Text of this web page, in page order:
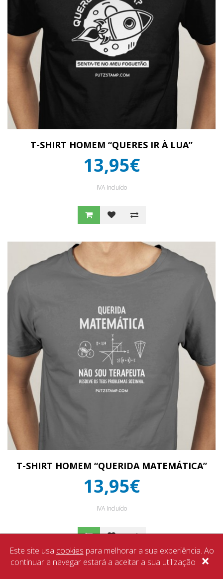
T-SHIRT HOMEM “QUERES IR À LUA”
13,95€
IVA Incluído
T-SHIRT HOMEM “QUERIDA MATEMÁTICA”
13,95€
IVA Incluído
Este site usa cookies para melhorar a sua experiência. Ao
continuar a navegar estará a aceitar a sua utilização ×